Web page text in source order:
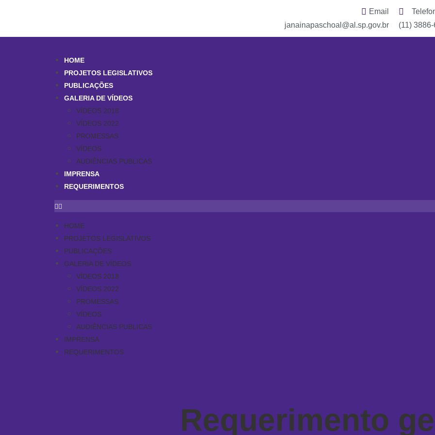
Email
janainapaschoal@al.sp.gov.br
(11)
HOME
PROJETOS LEGISLATIVOS
PUBLICAÇÕES
GALERIA DE VÍDEOS
VÍDEOS 2018
VÍDEOS 2022
PROMESSAS
VÍDEOS
AUDIÊNCIAS PUBLICAS
IMPRENSA
REQUERIMENTOS
HOME
PROJETOS LEGISLATIVOS
PUBLICAÇÕES
GALERIA DE VÍDEOS
VÍDEOS 2018
VÍDEOS 2022
PROMESSAS
VÍDEOS
AUDIÊNCIAS PUBLICAS
IMPRENSA
REQUERIMENTOS
Requerimento